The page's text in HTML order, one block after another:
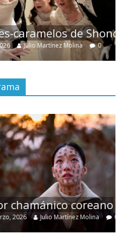
de Shondaland
Molina 0
coreano
Molina 0